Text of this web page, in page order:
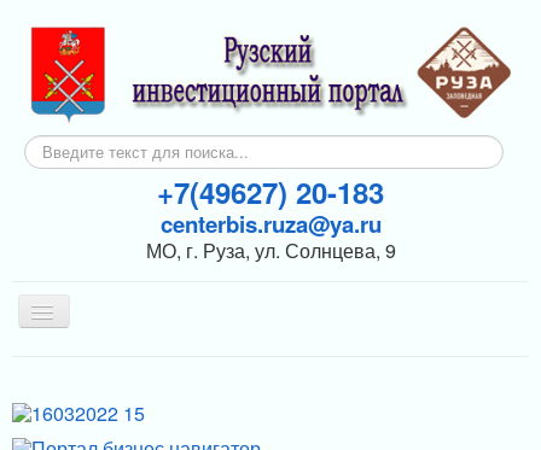
Искать...
+7(49627) 20-183
centerbis.ruza@ya.ru
МО, г. Руза, ул. Солнцева, 9
Включить/
выключить
ГЛАВНАЯ